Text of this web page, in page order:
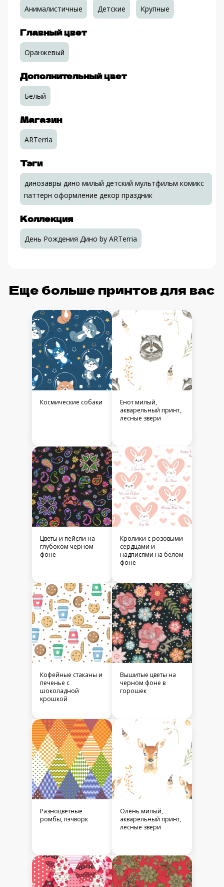
Анималистичные Детские Крупные
Главный цвет
Оранжевый
Дополнительный цвет
Белый
Магазин
ARTerria
Тэги
динозавры дино милый детский мультфильм комикс
паттерн оформление декор праздник
Коллекция
День Рождения Дино by ARTerria
Еще больше принтов для вас
Космические собаки
Енот милый,
акварельный принт,
лесные звери
Цветы и пейсли на
глубоком черном
фоне
Кролики с розовыми
сердцами и
надписями на белом
фоне
Кофейные стаканы и
печенье с
шоколадной
крошкой
Вышитые цветы на
черном фоне в
горошек
Разноцветные
ромбы, пэчворк
Олень милый,
акварельный принт,
лесные звери